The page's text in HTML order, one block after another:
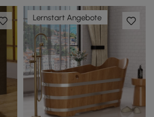
Lernstart Angebote